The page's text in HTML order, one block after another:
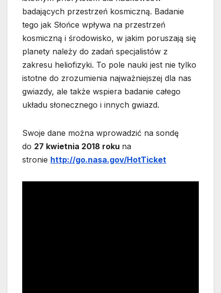
badających przestrzeń kosmiczną. Badanie
tego jak Słońce wpływa na przestrzeń
kosmiczną i środowisko, w jakim poruszają się
planety należy do zadań specjalistów z
zakresu heliofizyki. To pole nauki jest nie tylko
istotne do zrozumienia najważniejszej dla nas
gwiazdy, ale także wspiera badanie całego
układu słonecznego i innych gwiazd.
Swoje dane można wprowadzić na sondę
do 27 kwietnia 2018 roku na
stronie http://go.nasa.gov/HotTicket